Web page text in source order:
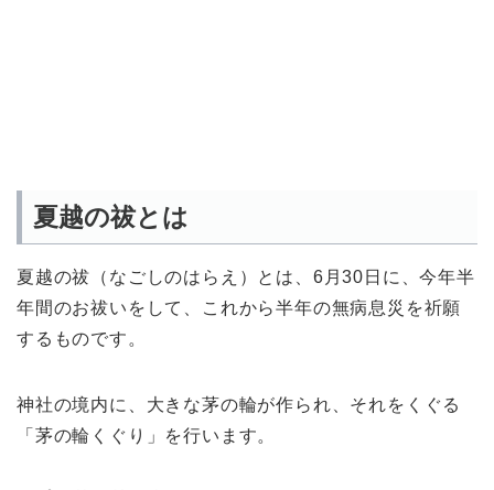
夏越の祓とは
夏越の祓（なごしのはらえ）とは、6月30日に、今年半
年間のお祓いをして、これから半年の無病息災を祈願
するものです。
神社の境内に、大きな茅の輪が作られ、それをくぐる
「茅の輪くぐり」を行います。